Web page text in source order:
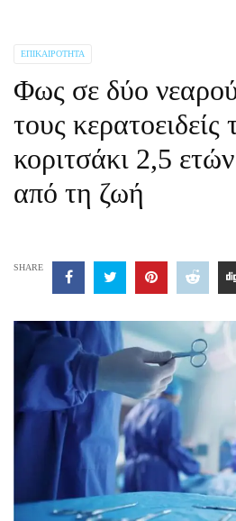
ΕΠΙΚΑΙΡΌΤΗΤΑ
Φως σε δύο
τους κερατοειδείς
κοριτσάκι 2,5
από τη ζωή
SHARE